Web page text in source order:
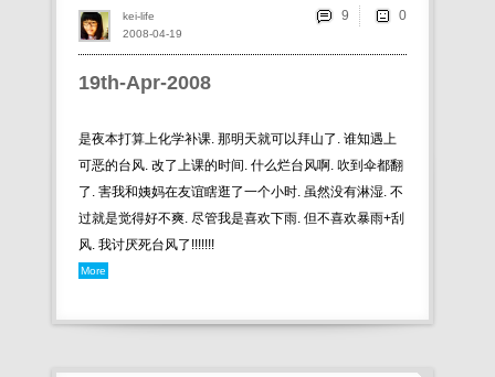
19th-Apr-2008
是夜本打算上化学补课. 那明天就可以拜山了. 谁知遇上
可恶的台风. 改了上课的时间. 什么烂台风啊. 吹到伞都翻
了. 害我和姨妈在友谊瞎逛了一个小时. 虽然没有淋湿. 不
过就是觉得好不爽. 尽管我是喜欢下雨. 但不喜欢暴雨+刮
风. 我讨厌死台风了!!!!!!!
More
2008-04-19
kei-life 9